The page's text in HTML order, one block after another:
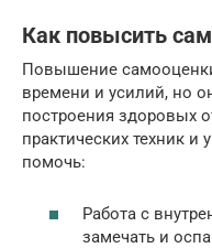
Как повысить
Повышение
времени и усилий, но
построения здоровых
практических техник
помочь:
Работа с
замечать и